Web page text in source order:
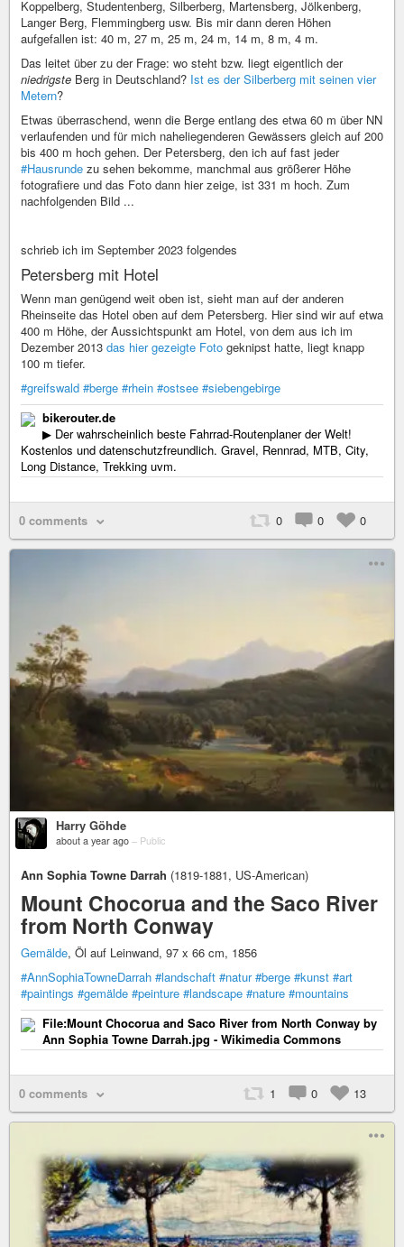
Koppelberg, Studentenberg, Silberberg, Martensberg, Jölkenberg,
Langer Berg, Flemmingberg usw. Bis mir dann deren Höhen
aufgefallen ist: 40 m, 27 m, 25 m, 24 m, 14 m, 8 m, 4 m.
Das leitet über zu der Frage: wo steht bzw. liegt eigentlich der
niedrigste Berg in Deutschland? Ist es der Silberberg mit seinen vier
Metern?
Etwas überraschend, wenn die Berge entlang des etwa 60 m über NN
verlaufenden und für mich naheliegenderen Gewässers gleich auf 200
bis 400 m hoch gehen. Der Petersberg, den ich auf fast jeder
#Hausrunde zu sehen bekomme, manchmal aus größerer Höhe
fotografiere und das Foto dann hier zeige, ist 331 m hoch. Zum
nachfolgenden Bild ...
schrieb ich im September 2023 folgendes
Petersberg mit Hotel
Wenn man genügend weit oben ist, sieht man auf der anderen
Rheinseite das Hotel oben auf dem Petersberg. Hier sind wir auf etwa
400 m Höhe, der Aussichtspunkt am Hotel, von dem aus ich im
Dezember 2013 das hier gezeigte Foto geknipst hatte, liegt knapp
100 m tiefer.
#greifswald #berge #rhein #ostsee #siebengebirge
bikerouter.de
▶ Der wahrscheinlich beste Fahrrad-Routenplaner der Welt!
Kostenlos und datenschutzfreundlich. Gravel, Rennrad, MTB, City,
Long Distance, Trekking uvm.
0 comments 0 0 0
Harry Göhde
about a year ago – Public
Ann Sophia Towne Darrah (1819-1881, US-American)
Mount Chocorua and the Saco River
from North Conway
Gemälde, Öl auf Leinwand, 97 x 66 cm, 1856
#AnnSophiaTowneDarrah #landschaft #natur #berge #kunst #art
#paintings #gemälde #peinture #landscape #nature #mountains
File:Mount Chocorua and Saco River from North Conway by
Ann Sophia Towne Darrah.jpg - Wikimedia Commons
0 comments 1 0 13